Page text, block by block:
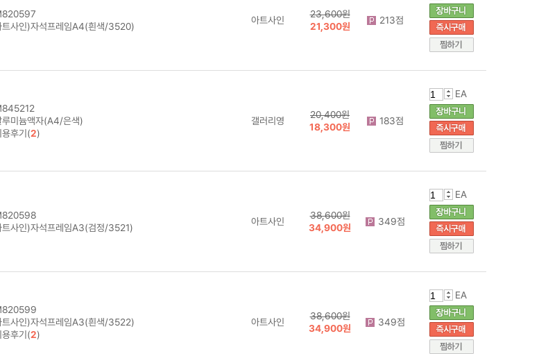
트사인)자석프레임A4(흰색/3520)
아트사인
23,600원
21,300원
213점
루미늄액자(A4/은색)
용후기(2)
갤러리영
20,400원
18,300원
183점
EA
트사인)자석프레임A3(검정/3521)
아트사인
38,600원
34,900원
349점
EA
트사인)자석프레임A3(흰색/3522)
용후기(2)
아트사인
38,600원
34,900원
349점
EA